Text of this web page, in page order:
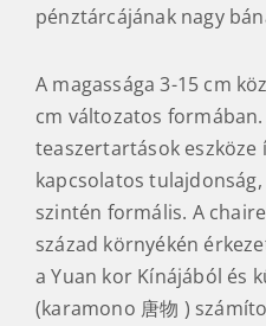
pénztárcájának nagy
A magassága 3-15 cm
cm változatos
teaszertartások eszköze
kapcsolatos
szintén formális. A
század környékén
a Yuan kor Kínájából és
(karamono 唐物 )